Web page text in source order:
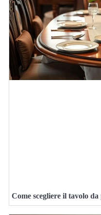
Come scegliere il tavolo